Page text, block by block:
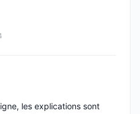
les explications sont